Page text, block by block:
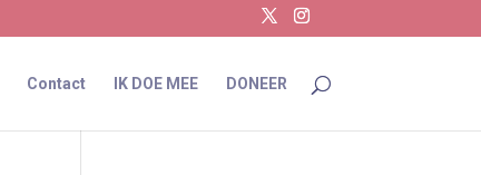
Contact IK DOE MEE DONEER